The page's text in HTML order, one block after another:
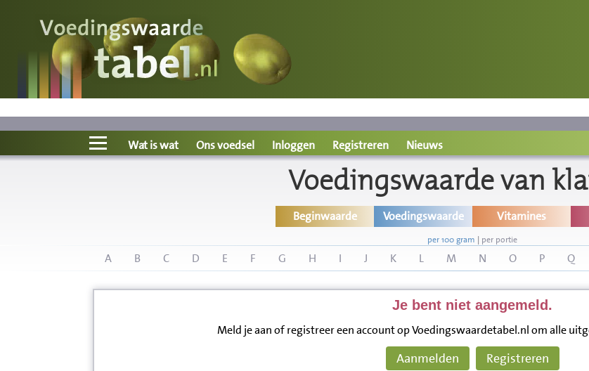
Voedingswaarde
Wat is wat?
Ons voedsel
Wat is wat Ons voedsel Inloggen Registreren Nieuws
Voedingswaarde van
Beginwaarde Voedingswaarde Vitamines
per 100 gram | per portie
A B C D E F G H I J K L M N O P Q
Je bent niet aangemeld.
Meld je aan of registreer een account op Voedingswaardetabel.nl om alle
Aanmelden Registreren